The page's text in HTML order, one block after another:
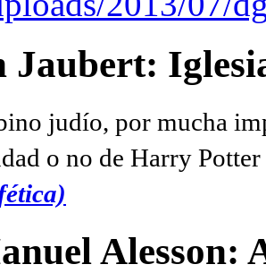
Jaubert:
judío, por mucha
o no de Harry
Alesson: